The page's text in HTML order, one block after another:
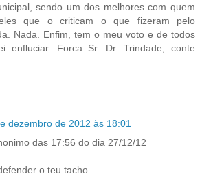
sendo um dos melhores com quem
que o criticam o que fizeram pelo
Nada. Enfim, tem o meu voto e de todos
enfluciar. Forca Sr. Dr. Trindade, conte
dezembro de 2012 às 18:01
das 17:56 do dia 27/12/12
o teu tacho.